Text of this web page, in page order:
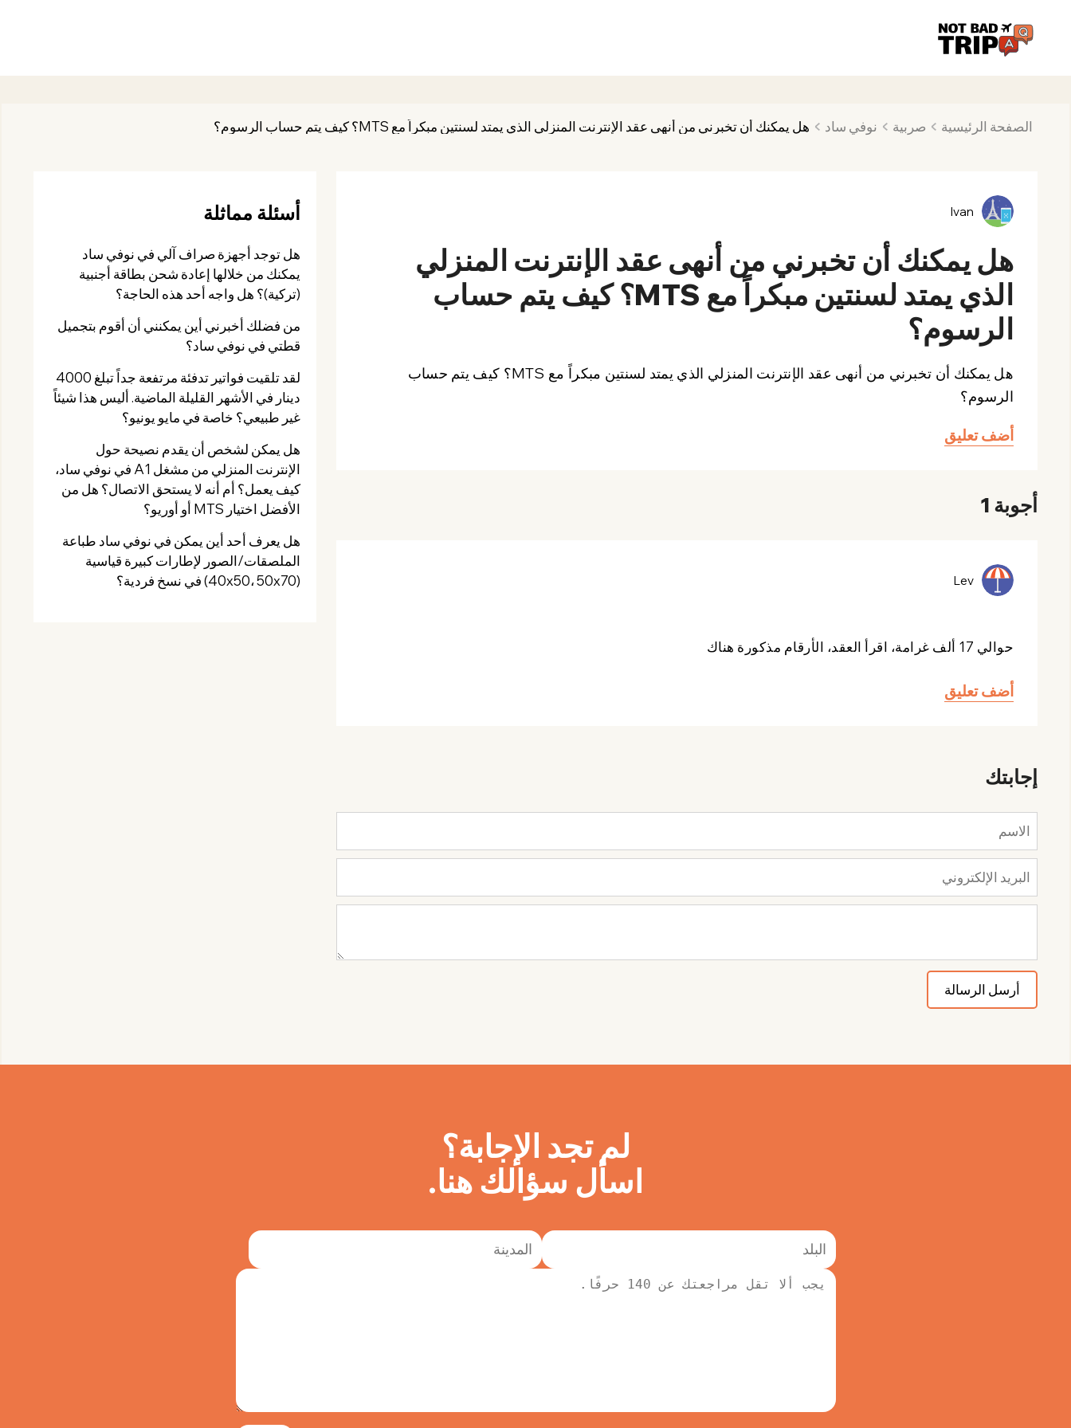
الصفحة الرئيسية صربية نوفي ساد هل يمكنك أن تخبرني من أنهى عقد الإنترنت المنزلي الذي يمتد لسنتين مبكراً مع MTS؟ كيف يتم حساب الرسوم؟
Ivan
هل يمكنك أن تخبرني من أنهى عقد الإنترنت المنزلي
الذي يمتد لسنتين مبكراً مع MTS؟ كيف يتم حساب
الرسوم؟
هل يمكنك أن تخبرني من أنهى عقد الإنترنت المنزلي الذي يمتد لسنتين مبكراً مع MTS؟ كيف يتم حساب
الرسوم؟
أضف تعليق
أجوبة 1
Lev
حوالي 17 ألف غرامة، اقرأ العقد، الأرقام مذكورة هناك
أضف تعليق
إجابتك
أسئلة مماثلة
هل توجد أجهزة صراف آلي في نوفي ساد
يمكنك من خلالها إعادة شحن بطاقة أجنبية
(تركية)؟ هل واجه أحد هذه الحاجة؟
من فضلك أخبرني أين يمكنني أن أقوم بتجميل
قطتي في نوفي ساد؟
لقد تلقيت فواتير تدفئة مرتفعة جداً تبلغ 4000
دينار في الأشهر القليلة الماضية. أليس هذا شيئاً
غير طبيعي؟ خاصة في مايو يونيو؟
هل يمكن لشخص أن يقدم نصيحة حول
الإنترنت المنزلي من مشغل A1 في نوفي ساد،
كيف يعمل؟ أم أنه لا يستحق الاتصال؟ هل من
الأفضل اختيار MTS أو أوريو؟
هل يعرف أحد أين يمكن في نوفي ساد طباعة
الملصقات/الصور لإطارات كبيرة قياسية
(40x50، 50x70) في نسخ فردية؟
لم تجد الإجابة؟
اسأل سؤالك هنا.